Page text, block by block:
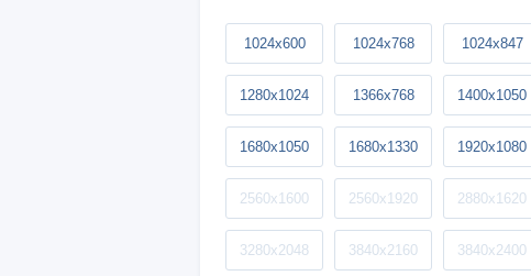
1024x600 1024x768 1024x847
1280x1024 1366x768 1400x1050
1680x1050 1680x1330 1920x1080
2560x1600 2560x1920 2880x1620
3280x2048 3840x2160 3840x2400